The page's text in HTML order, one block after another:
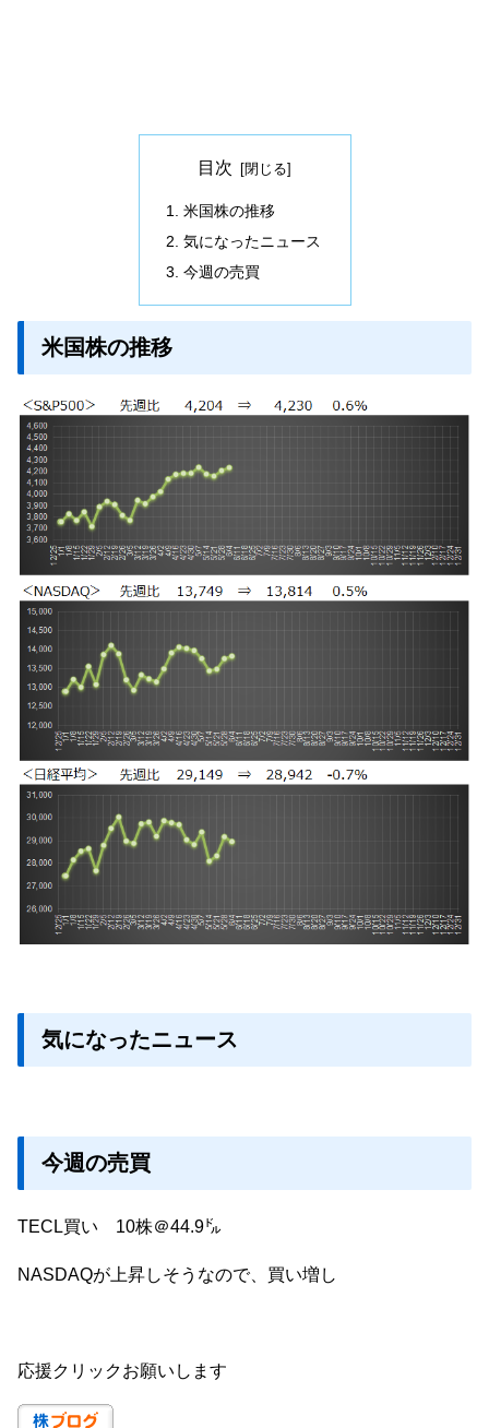
目次
米国株の推移
気になったニュース
今週の売買
米国株の推移
気になったニュース
今週の売買
TECL買い 10株＠44.9㌦
NASDAQが上昇しそうなので、買い増し
応援クリックお願いします